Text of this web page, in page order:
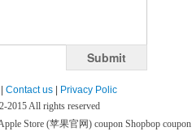
Submit
Contact us
Privacy Polic
2015 All rights reserved
Store (苹果官网) coupon Shopbop coupon